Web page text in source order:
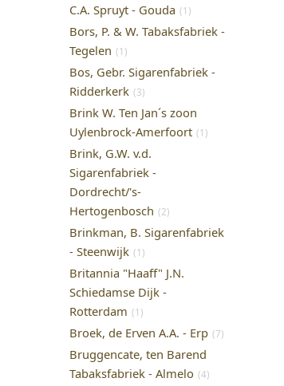
C.A. Spruyt - Gouda (1)
Bors, P. & W. Tabaksfabriek -
Tegelen (1)
Bos, Gebr. Sigarenfabriek -
Ridderkerk (3)
Brink W. Ten Jan´s zoon
Uylenbrock-Amerfoort (1)
Brink, G.W. v.d.
Sigarenfabriek -
Dordrecht/'s-
Hertogenbosch (2)
Brinkman, B. Sigarenfabriek
- Steenwijk (1)
Britannia "Haaff" J.N.
Schiedamse Dijk -
Rotterdam (1)
Broek, de Erven A.A. - Erp (7)
Bruggencate, ten Barend
Tabaksfabriek - Almelo (4)